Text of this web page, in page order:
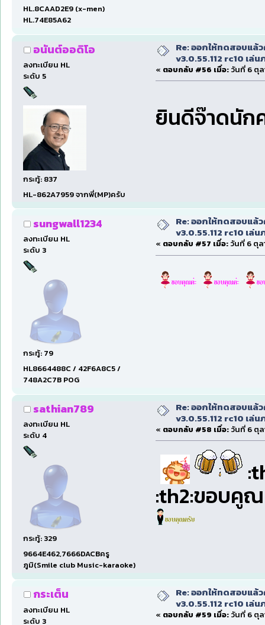
HL.8CAAD2E9 (x-men)
HL.74E85A62
อนันต์ออดิโอ
ลงทะเบียน HL
ระดับ 5
กระทู้: 837
HL-862A7959 จากพี่(MP)ครับ
Re: ออกให้ทดสอบแล้
v3.0.55.112 rc10 เล่
« ตอบกลับ #56 เมื่อ: วันที่ 6 ตุล
ยินดีจ๊าดนั
sungwall1234
ลงทะเบียน HL
ระดับ 3
กระทู้: 79
HL8664488C / 42F6A8C5 /
748A2C7B POG
Re: ออกให้ทดสอบแล้
v3.0.55.112 rc10 เล่
« ตอบกลับ #57 เมื่อ: วันที่ 6 ตุล
sathian789
ลงทะเบียน HL
ระดับ 4
กระทู้: 329
9664E462,7666DACBครู
ภูมิ(Smile club Music-karaoke)
Re: ออกให้ทดสอบแล้
v3.0.55.112 rc10 เล่
« ตอบกลับ #58 เมื่อ: วันที่ 6 ตุล
:th2:ขอบคู
กระเต็น
ลงทะเบียน HL
ระดับ 3
Re: ออกให้ทดสอบแล้
v3.0.55.112 rc10 เล่
« ตอบกลับ #59 เมื่อ: วันที่ 6 ตุล